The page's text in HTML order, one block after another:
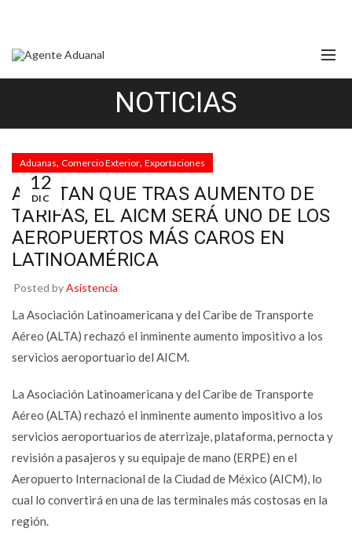
NOTICIAS
12
DIC
Aduanas, Comercio Exterior, Exportaciones
ALERTAN QUE TRAS AUMENTO DE
TARIFAS, EL AICM SERÁ UNO DE LOS
AEROPUERTOS MÁS CAROS EN
LATINOAMÉRICA
Posted byAsistencia
La Asociación Latinoamericana y del Caribe de Transporte
Aéreo (ALTA) rechazó el inminente aumento impositivo a los
servicios aeroportuario del AICM.
La Asociación Latinoamericana y del Caribe de Transporte
Aéreo (ALTA) rechazó el inminente aumento impositivo a los
servicios aeroportuarios de aterrizaje, plataforma, pernocta y
revisión a pasajeros y su equipaje de mano (ERPE) en el
Aeropuerto Internacional de la Ciudad de México (AICM), lo
cual lo convertirá en una de las terminales más costosas en la
región.